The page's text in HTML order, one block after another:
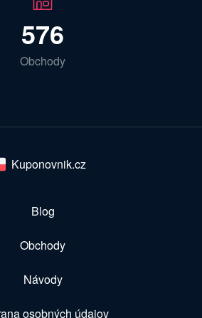
576
Obchody
Kuponovnik.cz
Blog
Obchody
Návody
osobných údajov